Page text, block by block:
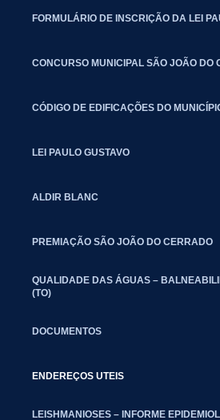
FORMULÁRIO DE INSCRIÇÃO DA LEI
CONCURSO MUNICIPAL SÃO JOÃO DO
CÓDIGO DE EDIFICAÇÕES DO
LEI PAULO GUSTAVO
ALDIR BLANC
PREMIAÇÃO SÃO JOÃO DO CERRADO
QUALIDADE DAS ÁGUAS –
(TO)
DOCUMENTOS
ENDEREÇOS UTEIS
LEISHMANIOSES – INFORME